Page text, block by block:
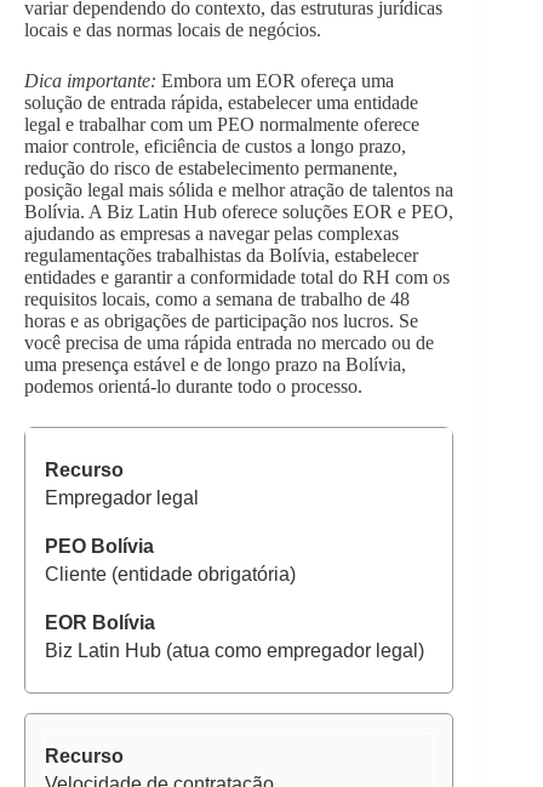
variar dependendo do contexto, das estruturas jurídicas
locais e das normas locais de negócios.
Dica importante: Embora um EOR ofereça uma
solução de entrada rápida, estabelecer uma entidade
legal e trabalhar com um PEO normalmente oferece
maior controle, eficiência de custos a longo prazo,
redução do risco de estabelecimento permanente,
posição legal mais sólida e melhor atração de talentos na
Bolívia. A Biz Latin Hub oferece soluções EOR e PEO,
ajudando as empresas a navegar pelas complexas
regulamentações trabalhistas da Bolívia, estabelecer
entidades e garantir a conformidade total do RH com os
requisitos locais, como a semana de trabalho de 48
horas e as obrigações de participação nos lucros. Se
você precisa de uma rápida entrada no mercado ou de
uma presença estável e de longo prazo na Bolívia,
podemos orientá-lo durante todo o processo.
Empregador legal
Cliente (entidade obrigatória)
Biz Latin Hub (atua como empregador legal)